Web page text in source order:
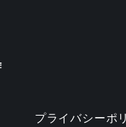
プライバシーポ